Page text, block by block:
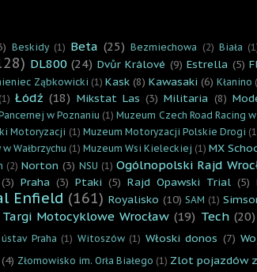
Beskidy (1) Beta (25) Bezmiechowa (2) Biała
DL800 (24) Dvůr Králové (9) Estrella (5)
Ząbkowicki (1) Kask (8) Kawasaki (6) Kłanino
(1) Łódź (18) Mikstat Las (3) Militaria (8)
w Poznaniu (1) Muzeum Czech Road Racing
Motoryzacji (1) Muzeum Motoryzacji Polskie Drogi
Wałbrzychu (1) Muzeum Wsi Kieleckiej (1) MX
(2) Norton (3) NSU (1) Ogólnopolski Rajd
(3) Praha (3) Ptaki (5) Rajd Opawski Trial (5)
Enfield (161) Royalisko (10) SAM (1)
Targi Motocyklowe Wrocław (19) Tech (20)
Praha (1) Witoszów (1) Włoski donos (7)
(4) Złomowisko im. Orła Białego (1) Zlot pojazdów